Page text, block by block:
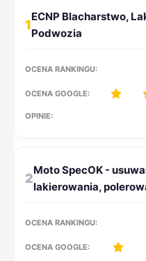
1
2